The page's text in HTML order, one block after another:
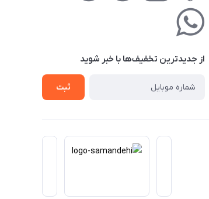
از جدید‌ترین تخفیف‌ها با‌ خبر شوید
ثبت